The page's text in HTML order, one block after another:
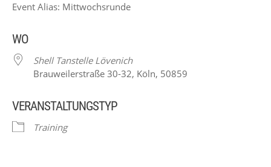
Event Alias: Mittwochsrunde
WO
Shell Tanstelle Lövenich
Brauweilerstraße 30-32, Köln, 50859
VERANSTALTUNGSTYP
Training